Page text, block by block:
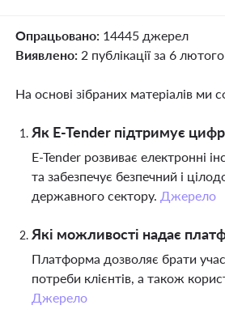
Опрацьовано: 14445 джерел
Виявлено: 2 публікації за 6 лютого
На основі зібраних матеріалів ми
Як E-Tender підтримує
E-Tender розвиває електронні
та забезпечує безпечний і
державного сектору. Джерело
Які можливості надає
Платформа дозволяє брати
потреби клієнтів, а також
Джерело